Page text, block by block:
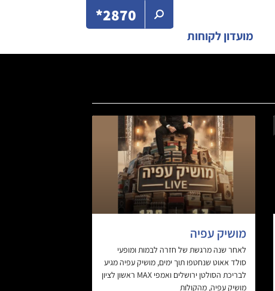
מועדון לקוחות
2870*
מושיק עפיה
לאחר שנה מרגשת של חזרה לבמות ומופעי
סולד אאוט שנחטפו תוך ימים, מושיק עפיה מגיע
לבריכת הסולטן ירושלים ואמפי MAX ראשון לציון
מושיק עפיה, מהקולות